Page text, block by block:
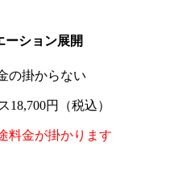
ーション展開
の掛からない
18,700円（税込）
料金が掛かります